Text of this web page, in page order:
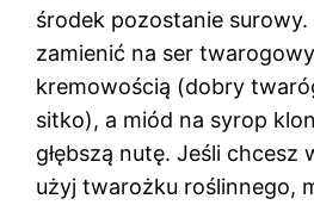
środek pozostanie
zamienić na ser
kremowością (dobry
sitko), a miód na syrop
głębszą nutę. Jeśli chcesz
użyj twarożku roślinnego,